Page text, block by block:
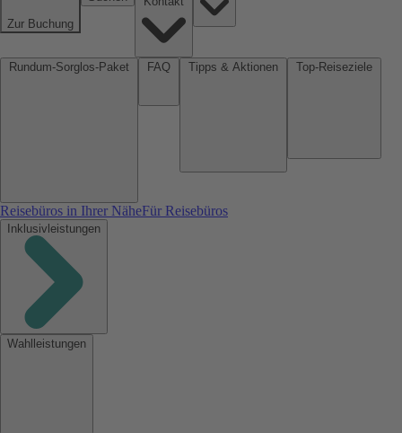
Zur Buchung
Reisebüros in Ihrer NäheFür Reisebüros
Inklusivleistungen
Wahlleistungen